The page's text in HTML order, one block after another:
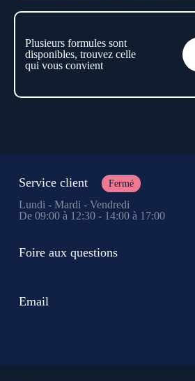
Plusieurs formules sont
disponibles, trouvez celle
qui vous convient
Service client Fermé
Lundi - Mardi - Vendredi
De 09:00 à 12:30 - 14:00 à 17:00
Foire aux questions
Email